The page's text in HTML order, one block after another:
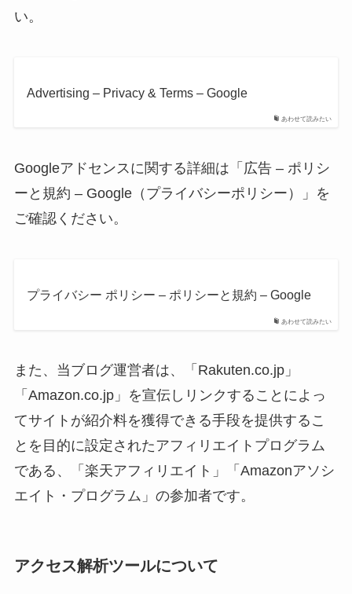
い。
あわせて読みたい
Advertising – Privacy & Terms – Google
Googleアドセンスに関する詳細は「広告 – ポリシ
ーと規約 – Google（プライバシーポリシー）」を
ご確認ください。
あわせて読みたい
プライバシー ポリシー – ポリシーと規約 – Google
また、当ブログ運営者は、「Rakuten.co.jp」
「Amazon.co.jp」を宣伝しリンクすることによっ
てサイトが紹介料を獲得できる手段を提供するこ
とを目的に設定されたアフィリエイトプログラム
である、「楽天アフィリエイト」「Amazonアソシ
エイト・プログラム」の参加者です。
アクセス解析ツールについて